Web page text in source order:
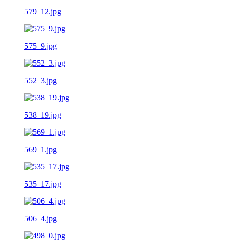
579_12.jpg
575_9.jpg
552_3.jpg
538_19.jpg
569_1.jpg
535_17.jpg
506_4.jpg